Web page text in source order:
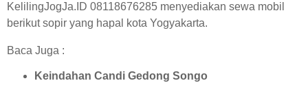
KelilingJogJa.ID 08118676285 menyediakan sewa mobil
berikut sopir yang hapal kota Yogyakarta.
Baca Juga :
Keindahan Candi Gedong Songo